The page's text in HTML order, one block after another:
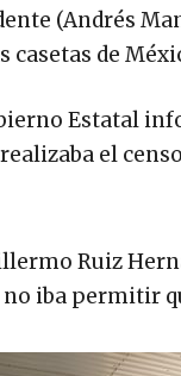
(Andrés
casetas de
Estatal
el
Ruiz
iba permitir